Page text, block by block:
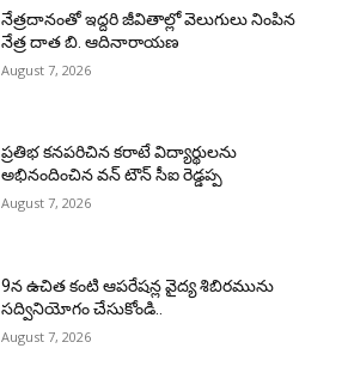
నేత్రదానంతో ఇద్దరి జీవితాల్లో వెలుగులు నింపిన
నేత్ర దాత బి. ఆదినారాయణ
August 7, 2026
ప్రతిభ కనపరిచిన కరాటే విద్యార్థులను
అభినందించిన వన్ టౌన్ సీఐ రెడ్డప్ప
August 7, 2026
9న ఉచిత కంటి ఆపరేషన్ల వైద్య శిబిరమును
సద్వినియోగం చేసుకోండి..
August 7, 2026